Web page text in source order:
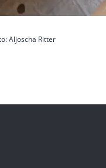
Aljoscha Ritter